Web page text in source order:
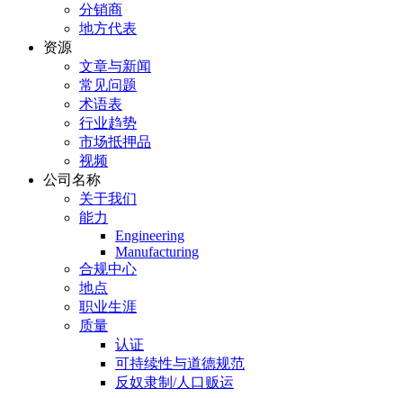
分销商
地方代表
资源
文章与新闻
常见问题
术语表
行业趋势
市场抵押品
视频
公司名称
关于我们
能力
Engineering
Manufacturing
合规中心
地点
职业生涯
质量
认证
可持续性与道德规范
反奴隶制/人口贩运